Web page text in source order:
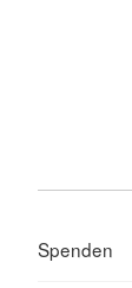
Spenden